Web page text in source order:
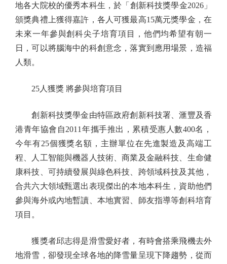
地各大院校的優秀本科生，於「創新科技獎學金2026」
頒獎典禮上獲得嘉許，各人可獲最高15萬元獎學金，在
未來一年參與創科尖子培育項目，他們均希望有朝一
日，可以將腦海中的科創意念，落實到應用場景，造福
人類。
25人獲獎 將參與培育項目
創新科技獎學金由特區政府創新科技署、滙豐及香
港青年協會自2011年攜手推出，累積受惠人數400名，
今年有25個獲獎名額，主辦單位在先進製造及高端工
程、人工智能與機器人技術、商業及金融科技、生命健
康科技、可持續發展與綠色科技、跨領域科技及其他，
合共六大領域甄選出表現傑出的本地本科生，資助他們
參與海外或內地暫讀、本地實習、師友指導等創科培育
項目。
獲獎者邱志得是滑雪愛好者，有時會搭乘飛機去外
地滑雪，卻發現全球各地的降雪量呈現下降趨勢，從而